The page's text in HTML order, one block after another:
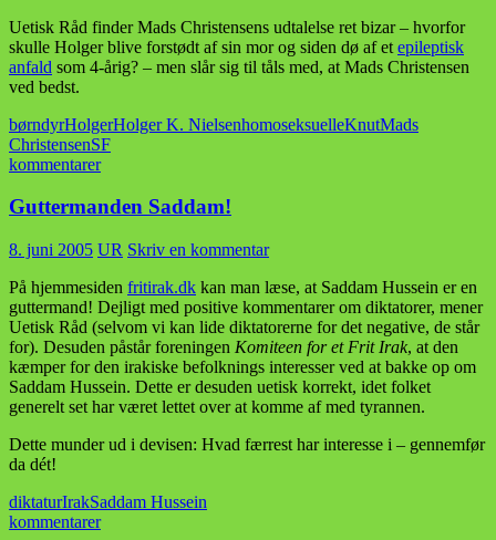
Uetisk Råd finder Mads Christensens udtalelse ret bizar – hvorfor
skulle Holger blive forstødt af sin mor og siden dø af et epileptisk
anfald som 4-årig? – men slår sig til tåls med, at Mads Christensen
ved bedst.
børndyrHolgerHolger K. NielsenhomoseksuelleKnutMads
ChristensenSF
kommentarer
Guttermanden Saddam!
8. juni 2005 UR Skriv en kommentar
På hjemmesiden fritirak.dk kan man læse, at Saddam Hussein er en
guttermand! Dejligt med positive kommentarer om diktatorer, mener
Uetisk Råd (selvom vi kan lide diktatorerne for det negative, de står
for). Desuden påstår foreningen Komiteen for et Frit Irak, at den
kæmper for den irakiske befolknings interesser ved at bakke op om
Saddam Hussein. Dette er desuden uetisk korrekt, idet folket
generelt set har været lettet over at komme af med tyrannen.
Dette munder ud i devisen: Hvad færrest har interesse i – gennemfør
da dét!
diktaturIrakSaddam Hussein
kommentarer